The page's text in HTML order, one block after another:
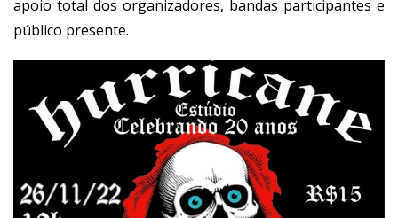
apoio total dos organizadores, bandas participantes e
público presente.